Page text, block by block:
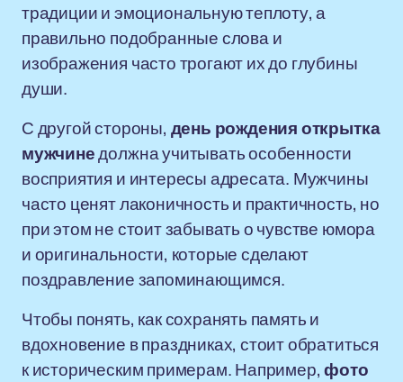
традиции и эмоциональную теплоту, а
правильно подобранные слова и
изображения часто трогают их до глубины
души.
С другой стороны, день рождения открытка
мужчинедолжна учитывать особенности
восприятия и интересы адресата. Мужчины
часто ценят лаконичность и практичность, но
при этом не стоит забывать о чувстве юмора
и оригинальности, которые сделают
поздравление запоминающимся.
Чтобы понять, как сохранять память и
вдохновение в праздниках, стоит обратиться
к историческим примерам. Например,фото